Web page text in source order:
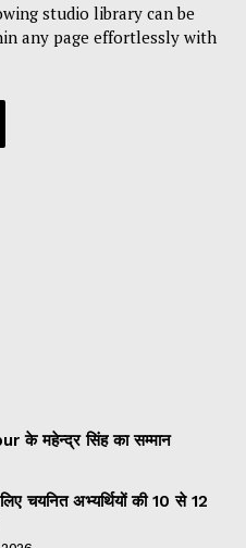
studio library can be
any page effortlessly with
के महेन्द्र सिंह का सम्मान
चयनित अभ्यर्थियों की 10 से 12